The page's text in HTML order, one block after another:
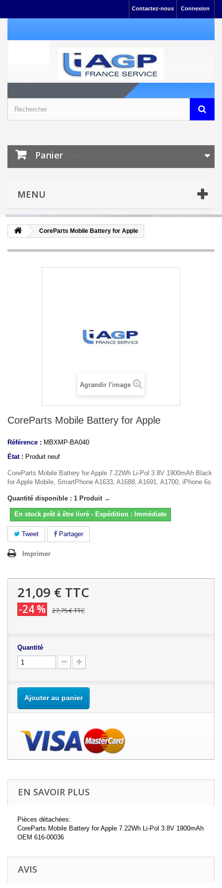
Connexion
Contactez-nous
Panier (vide)
MENU
CoreParts Mobile Battery for Apple
Agrandir l'image
CoreParts Mobile Battery for Apple
Référence : MBXMP-BA040
État : Produit neuf
CoreParts Mobile Battery for Apple 7.22Wh Li-Pol 3.8V 1900mAh Black
for Apple Mobile, SmartPhone A1633, A1688, A1691, A1700, iPhone 6s
Quantité disponible : 1 Produit →
En stock prêt à être livré - Expédition : Immédiate
Tweet Partager
Imprimer
21,09 € TTC
-24 % 27,75 €TTC
Quantité
Ajouter au panier
EN SAVOIR PLUS
Pièces détachées:
CoreParts Mobile Battery for Apple 7.22Wh Li-Pol 3.8V 1900mAh
OEM 616-00036
AVIS